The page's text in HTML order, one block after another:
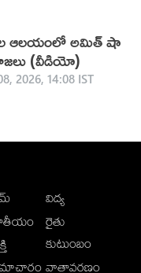
ఆలయంలో అమిత్ షా
(వీడియో)
2026, 14:08 IST
విద్య
రైతు
కుటుంబం
వాతావరణం